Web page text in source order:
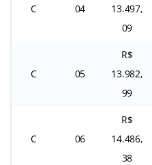
C 04
13.497,
09
C 05
R$
13.982,
99
C 06
R$
14.486,
38